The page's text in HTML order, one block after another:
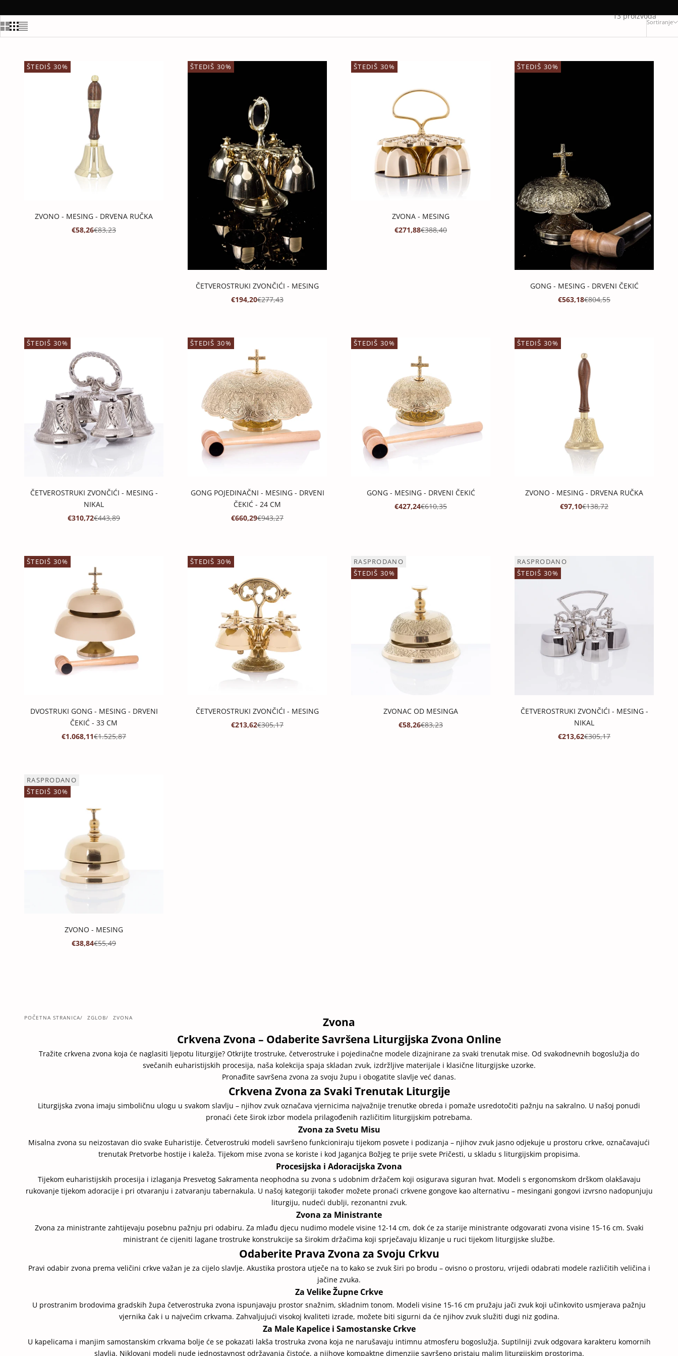
Sortiranje
13 proizvoda
ŠTEDIŠ 30%
ZVONO - MESING - DRVENA RUČKA
PROMOTIVNA CIJENA
€58,26REDOVNA CIJENA
€83,23
ŠTEDIŠ 30%
ČETVEROSTRUKI ZVONČIĆI - MESING
PROMOTIVNA CIJENA
€194,20REDOVNA CIJENA
€277,43
ŠTEDIŠ 30%
ZVONA - MESING
PROMOTIVNA CIJENA
€271,88REDOVNA CIJENA
€388,40
ŠTEDIŠ 30%
GONG - MESING - DRVENI ČEKIĆ
PROMOTIVNA CIJENA
€563,18REDOVNA CIJENA
€804,55
ŠTEDIŠ 30%
ČETVEROSTRUKI ZVONČIĆI - MESING -
NIKAL
PROMOTIVNA CIJENA
€310,72REDOVNA CIJENA
€443,89
ŠTEDIŠ 30%
GONG POJEDINAČNI - MESING - DRVENI
ČEKIĆ - 24 CM
PROMOTIVNA CIJENA
€660,29REDOVNA CIJENA
€943,27
ŠTEDIŠ 30%
GONG - MESING - DRVENI ČEKIĆ
PROMOTIVNA CIJENA
€427,24REDOVNA CIJENA
€610,35
ŠTEDIŠ 30%
ZVONO - MESING - DRVENA RUČKA
PROMOTIVNA CIJENA
€97,10REDOVNA CIJENA
€138,72
ŠTEDIŠ 30%
DVOSTRUKI GONG - MESING - DRVENI
ČEKIĆ - 33 CM
PROMOTIVNA CIJENA
€1.068,11REDOVNA CIJENA
€1.525,87
ŠTEDIŠ 30%
ČETVEROSTRUKI ZVONČIĆI - MESING
PROMOTIVNA CIJENA
€213,62REDOVNA CIJENA
€305,17
RASPRODANO
ŠTEDIŠ 30%
ZVONAC OD MESINGA
PROMOTIVNA CIJENA
€58,26REDOVNA CIJENA
€83,23
RASPRODANO
ŠTEDIŠ 30%
ČETVEROSTRUKI ZVONČIĆI - MESING -
NIKAL
PROMOTIVNA CIJENA
€213,62REDOVNA CIJENA
€305,17
RASPRODANO
ŠTEDIŠ 30%
ZVONO - MESING
PROMOTIVNA CIJENA
€38,84REDOVNA CIJENA
€55,49
POČETNA STRANICA ZGLOB ZVONA
Zvona
Crkvena Zvona – Odaberite Savršena Liturgijska Zvona Online
Tražite crkvena zvona koja će naglasiti ljepotu liturgije? Otkrijte trostruke, četverostruke i pojedinačne modele dizajnirane za svaki trenutak mise. Od svakodnevnih bogoslužja do
svečanih euharistijskih procesija, naša kolekcija spaja skladan zvuk, izdržljive materijale i klasične liturgijske uzorke.
Pronađite savršena zvona za svoju župu i obogatite slavlje već danas.
Crkvena Zvona za Svaki Trenutak Liturgije
Liturgijska zvona imaju simboličnu ulogu u svakom slavlju – njihov zvuk označava vjernicima najvažnije trenutke obreda i pomaže usredotočiti pažnju na sakralno. U našoj ponudi
pronaći ćete širok izbor modela prilagođenih različitim liturgijskim potrebama.
Zvona za Svetu Misu
Misalna zvona su neizostavan dio svake Euharistije. Četverostruki modeli savršeno funkcioniraju tijekom posvete i podizanja – njihov zvuk jasno odjekuje u prostoru crkve, označavajući
trenutak Pretvorbe hostije i kaleža. Tijekom mise zvona se koriste i kod Jaganjca Božjeg te prije svete Pričesti, u skladu s liturgijskim propisima.
Procesijska i Adoracijska Zvona
Tijekom euharistijskih procesija i izlaganja Presvetog Sakramenta neophodna su zvona s udobnim držačem koji osigurava siguran hvat. Modeli s ergonomskom drškom olakšavaju
rukovanje tijekom adoracije i pri otvaranju i zatvaranju tabernakula. U našoj kategoriji također možete pronaći crkvene gongove kao alternativu – mesingani gongovi izvrsno nadopunjuju
liturgiju, nudeći dublji, rezonantni zvuk.
Zvona za Ministrante
Zvona za ministrante zahtijevaju posebnu pažnju pri odabiru. Za mlađu djecu nudimo modele visine 12-14 cm, dok će za starije ministrante odgovarati zvona visine 15-16 cm. Svaki
ministrant će cijeniti lagane trostruke konstrukcije sa širokim držačima koji sprječavaju klizanje u ruci tijekom liturgijske službe.
Odaberite Prava Zvona za Svoju Crkvu
Pravi odabir zvona prema veličini crkve važan je za cijelo slavlje. Akustika prostora utječe na to kako se zvuk širi po brodu – ovisno o prostoru, vrijedi odabrati modele različitih veličina i
jačine zvuka.
Za Velike Župne Crkve
U prostranim brodovima gradskih župa četverostruka zvona ispunjavaju prostor snažnim, skladnim tonom. Modeli visine 15-16 cm pružaju jači zvuk koji učinkovito usmjerava pažnju
vjernika čak i u najvećim crkvama. Zahvaljujući visokoj kvaliteti izrade, možete biti sigurni da će njihov zvuk služiti dugi niz godina.
Za Male Kapelice i Samostanske Crkve
U kapelicama i manjim samostanskim crkvama bolje će se pokazati lakša trostruka zvona koja ne narušavaju intimnu atmosferu bogoslužja. Suptilniji zvuk odgovara karakteru komornih
slavlja. Niklovani modeli nude jednostavnost održavanja čistoće, a njihove kompaktne dimenzije savršeno pristaju malim liturgijskim prostorima.